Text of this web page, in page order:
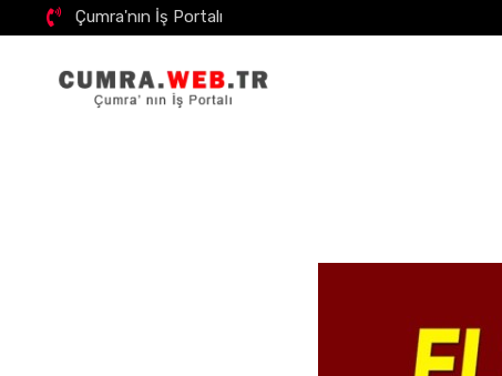
Çumra'nın İş Portalı